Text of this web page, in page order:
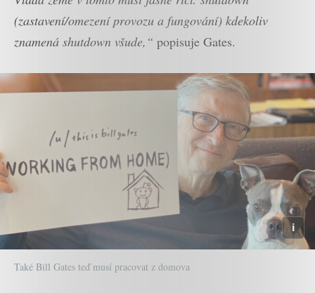
(zastavení/omezení provozu a fungování) kdekoliv
znamená shutdown všude,“ popisuje Gates.
Také Bill Gates teď musí pracovat z domova